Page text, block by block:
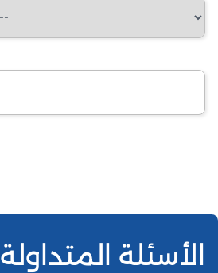
الأسئلة المتداولة